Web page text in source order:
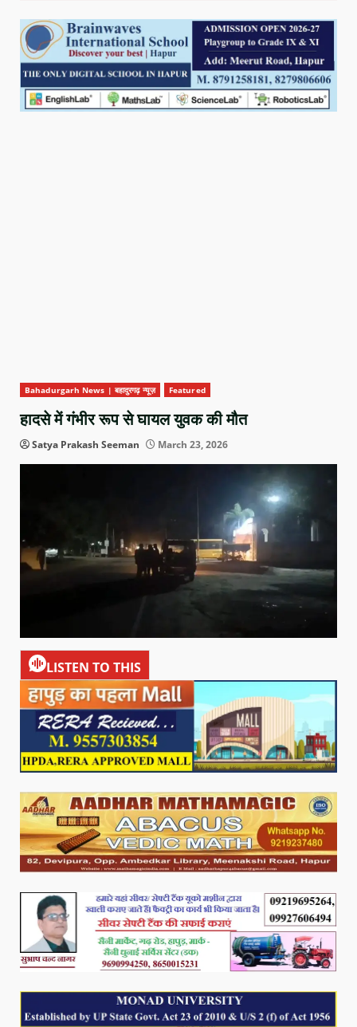
Bahadurgarh News | बहादुरगढ़ न्यूज़ Featured
हादसे में गंभीर रूप से घायल युवक की मौत
Satya Prakash Seeman March 23, 2026
LISTEN TO THIS